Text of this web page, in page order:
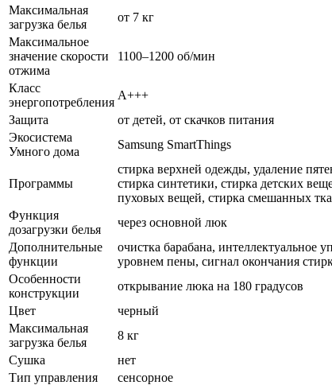
Максимальная
загрузка белья
от 7 кг
Максимальное
значение скорости
отжима
1100–1200 об/мин
Класс
энергопотребления
A+++
Защита
от детей, от скачков питания
Экосистема
Умного дома
Samsung SmartThings
Программы
стирка верхней одежды, удаление
стирка синтетики, стирка детских
пуховых вещей, стирка смешанных
Функция
дозагрузки белья
через основной люк
Дополнительные
функции
очистка барабана, интеллектуальное
уровнем пены, сигнал окончания
Особенности
конструкции
открывание люка на 180 градусов
Цвет
черный
Максимальная
загрузка белья
8 кг
Сушка
нет
Тип управления
сенсорное